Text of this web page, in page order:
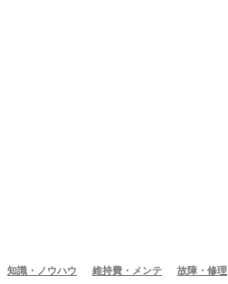
知識・ノウハウ 維持費・メンテ 故障・修理